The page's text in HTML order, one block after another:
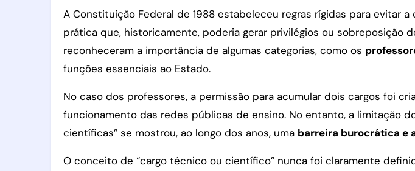
A Constituição Federal de 1988 estabeleceu regras rígidas para evitar a
prática que, historicamente, poderia gerar privilégios ou sobreposição
reconheceram a importância de algumas categorias, como os
funções essenciais ao Estado.
No caso dos professores, a permissão para acumular dois cargos foi
funcionamento das redes públicas de ensino. No entanto, a limitação
científicas” se mostrou, ao longo dos anos, uma barreira burocrática e
O conceito de “cargo técnico ou científico” nunca foi claramente